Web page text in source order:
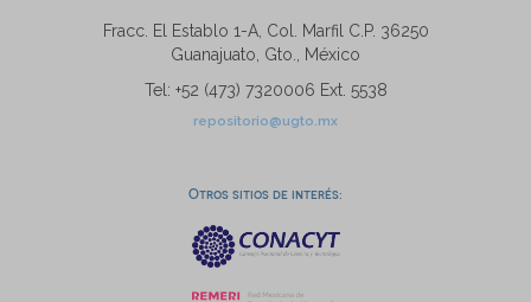
Fracc. El Establo 1-A, Col. Marfil C.P. 36250
Guanajuato, Gto., México
Tel: +52 (473) 7320006 Ext. 5538
repositorio@ugto.mx
Otros sitios de interés: